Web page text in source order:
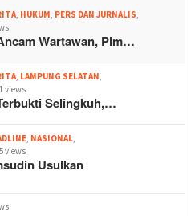
HUKUM PERS DAN JURNALIS
Wartawan, Pim…
LAMPUNG SELATAN
views
Selingkuh,…
NASIONAL
views
Usulkan